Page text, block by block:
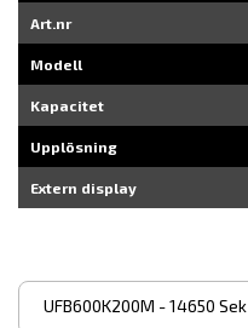
Art.nr
Modell
Kapacitet
Upplösning
Extern display
UFB600K200M - 14650 Sek